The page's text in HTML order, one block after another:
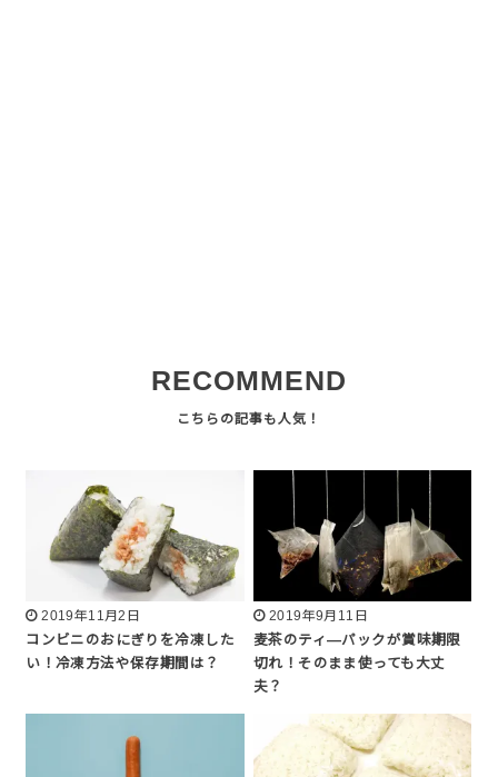
RECOMMEND
2019年11月2日
コンビニのおにぎりを冷凍した
い！冷凍方法や保存期間は？
2019年9月11日
麦茶のティ―パックが賞味期限
切れ！そのまま使っても大丈
夫？